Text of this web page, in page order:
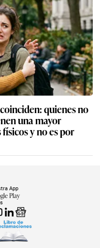
quienes no
una mayor
y no es por
App
Play